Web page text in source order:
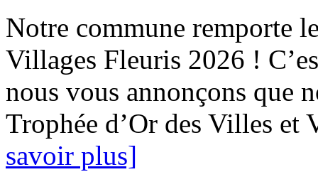
Notre commune remporte
Villages Fleuris 2026 !
nous vous annonçons que
Trophée d’Or des Villes
savoir plus]